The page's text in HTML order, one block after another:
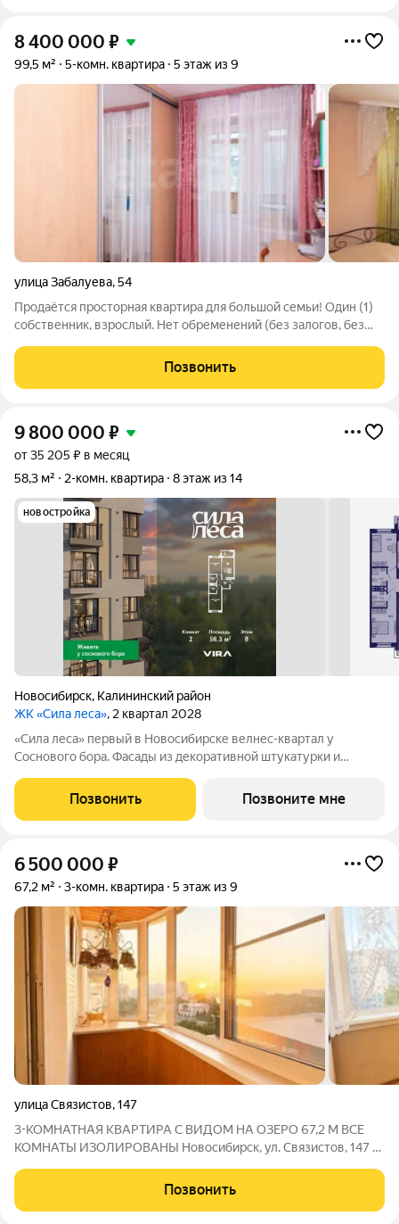
8 400 000 ₽
99,5 м² 5-комн. квартира 5 этаж из 9
улица Забалуева,54
Продаётся просторная квартира для большой семьи! Один (1)
собственник, взрослый. Нет обременений (без залогов, без
мебель и техника: три встроенных шкафа, мебель в ванной
комнате, кухонный
Позвонить
9 800 000 ₽
от 35 205 ₽ в месяц
58,3 м²
2-комн. квартира 8 этаж из 14
новостройка
Новосибирск, Калининский район
ЖК «Сила леса», 2 квартал 2028
«Сила леса» первый в Новосибирске велнес-квартал у
Соснового бора. Фасады из декоративной штукатурки и
архитектуру с природой. Панорамное остекление и богатая
инфраструктура создают новый стандарт
Позвонить Позвоните мне
6 500 000 ₽
67,2 м² 3-комн. квартира 5 этаж из 9
улица Связистов,147
3-КОМНАТНАЯ КВАРТИРА С ВИДОМ НА ОЗЕРО 67,2 М ВСЕ
КОМНАТЫ ИЗОЛИРОВАНЫ Новосибирск, ул. Связистов, 147 5
красивым видом на озеро.
Позвонить